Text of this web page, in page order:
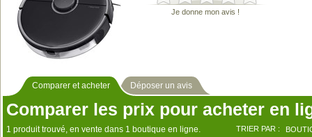
Je donne mon avis !
Comparer et acheter Déposer un avis
Comparer les prix pour acheter en
1 produit trouvé, en vente dans 1 boutique en ligne. TRIER PAR :